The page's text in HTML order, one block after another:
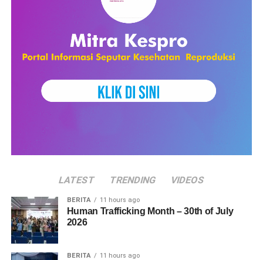
LATEST TRENDING VIDEOS
BERITA 11 hours ago
Human Trafficking Month – 30th of July
2026
BERITA 11 hours ago